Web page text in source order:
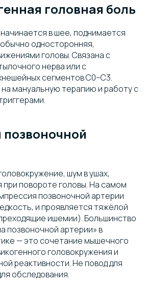
головная боль
в шее, поднимается
односторонняя,
головы. Связана с
нерва или с
сегментов C0–C3.
мануальную терапию и работу с
шум в ушах,
при повороте головы. На самом
позвоночной артерии
и проявляется тяжёлой
ишемии). Большинство
позвоночной артерии» в
— это сочетание мышечного
головокружения и
реактивности. Не повод для
обследования.